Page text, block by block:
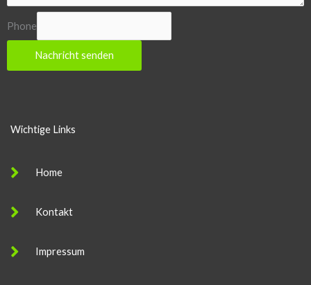
Phone
Nachricht senden
Wichtige Links
Home
Kontakt
Impressum